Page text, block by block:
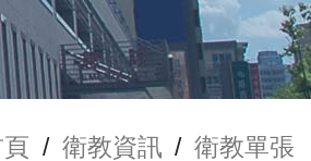
/ 衛教資訊 / 衛教單張